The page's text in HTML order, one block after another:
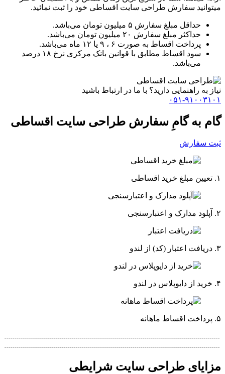
میتوانید سفارش طراحی سایت اقساطی خود را ثبت نمائید.
حداقل مبلغ سفارش ۵ میلیون تومان می‌باشد.
حداکثر مبلغ سفارش ۲۰ میلیون تومان می‌باشد.
پرداخت اقساط به صورت ۶ ، ۹ یا ۱۲ ماه می‌باشد.
سود اقساط مطابق با قوانین بانک مرکزی نرخ ۱۸ درصد
می‌باشد.
نیاز به راهنمایی دارید؟ با ما در ارتباط باشید
۰۵۱-۹۱۰۰۳۱۰۱
گام به گامِ سفارش طراحی سایت اقساطی
ثبت سفارش
۱. تعیین مبلغ خرید اقساطی
۲. آپلود مدارک و اعتبارسنجی
۳. دریافت اعتبار (کد) از لندو
۴. خرید از دایوپلاس در لندو
۵. پرداخت اقساط ماهانه
مزایای طراحی سایت شرایطی